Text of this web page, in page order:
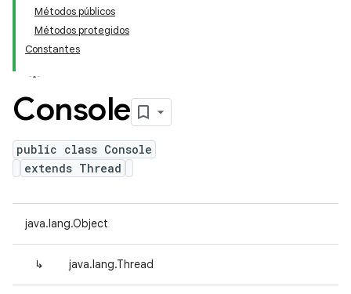
Métodos públicos
Métodos protegidos
Constantes
Console
public class Console
extends Thread
java.lang.Object
↳ java.lang.Thread